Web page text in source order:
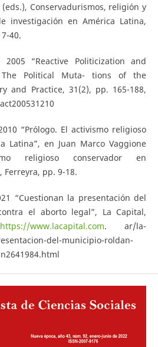
Conservadurismos, religión y
investigación en América Latina,
40.
2005 “Reactive Politicization and
The Political Muta- tions of the
and Practice, 31(2), pp. 165-188,
“Prólogo. El activismo religioso
Latina”, en Juan Marco Vaggione
religioso conservador en
Ferreyra, pp. 9-18.
“Cuestionan la presentación del
el aborto legal”, La Capital,
https://www.lacapital.com. ar/la-
del-municipio-roldan-